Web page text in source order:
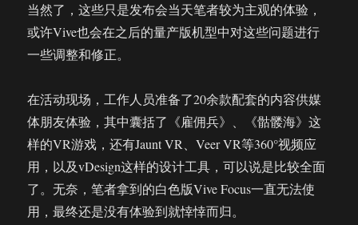
当然了，这些只是发布会当天笔者较为主观的体验，
或许Vive也会在之后的量产版机型中对这些问题进行
一些调整和修正。
在活动现场，工作人员准备了20余款配套的内容供媒
体朋友体验，其中囊括了《雇佣兵》、《骷髅海》这
样的VR游戏，还有Jaunt VR、Veer VR等360°视频应
用，以及vDesign这样的设计工具，可以说是比较全面
了。无奈，笔者拿到的白色版Vive Focus一直无法使
用，最终还是没有体验到就悻悻而归。